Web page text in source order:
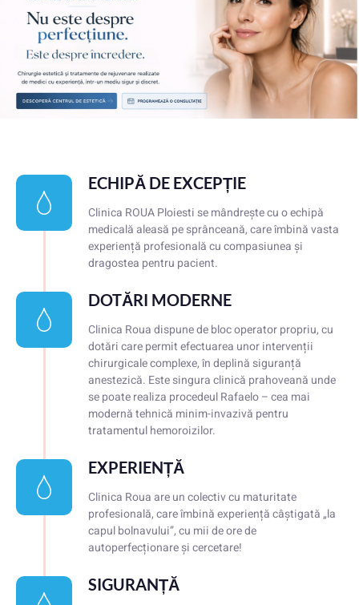
ECHIPĂ DE EXCEPȚIE
Clinica ROUA Ploiesti se mândrește cu o echipă
medicală aleasă pe sprânceană, care îmbină vasta
experiență profesională cu compasiunea și
dragostea pentru pacient.
DOTĂRI MODERNE
Clinica Roua dispune de bloc operator propriu, cu
dotări care permit efectuarea unor intervenții
chirurgicale complexe, în deplină siguranță
anestezică. Este singura clinică prahoveană unde
se poate realiza procedeul Rafaelo – cea mai
modernă tehnică minim-invazivă pentru
tratamentul hemoroizilor.
EXPERIENȚĂ
Clinica Roua are un colectiv cu maturitate
profesională, care îmbină experiență câștigată „la
capul bolnavului”, cu mii de ore de
autoperfecționare și cercetare!
SIGURANȚĂ